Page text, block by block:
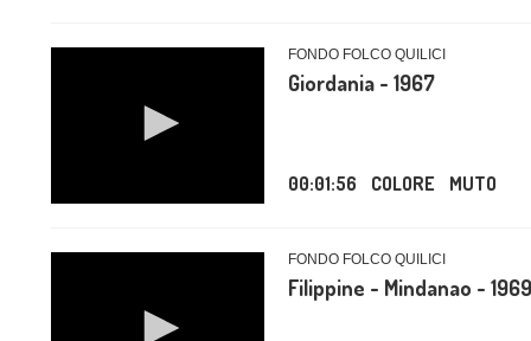
FONDO FOLCO QUILICI
Giordania - 1967
00:01:56 COLORE MUTO
FONDO FOLCO QUILICI
Filippine - Mindanao - 1969